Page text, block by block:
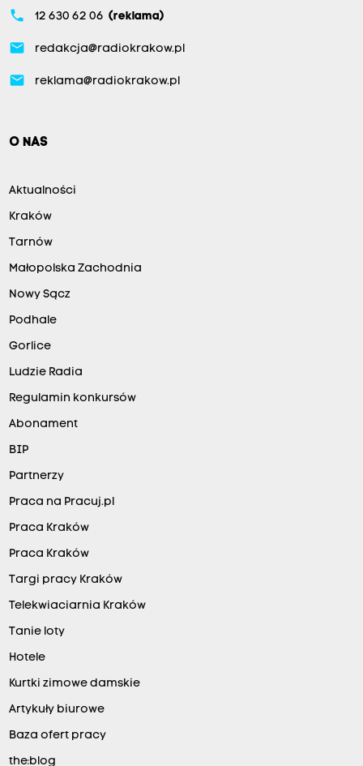
phone 12 630 62 06 (reklama)
email redakcja@radiokrakow.pl
email reklama@radiokrakow.pl
O NAS
Aktualności
Kraków
Tarnów
Małopolska Zachodnia
Nowy Sącz
Podhale
Gorlice
Ludzie Radia
Regulamin konkursów
Abonament
BIP
Partnerzy
Praca na Pracuj.pl
Praca Kraków
Praca Kraków
Targi pracy Kraków
Telekwiaciarnia Kraków
Tanie loty
Hotele
Kurtki zimowe damskie
Artykuły biurowe
Baza ofert pracy
the:blog